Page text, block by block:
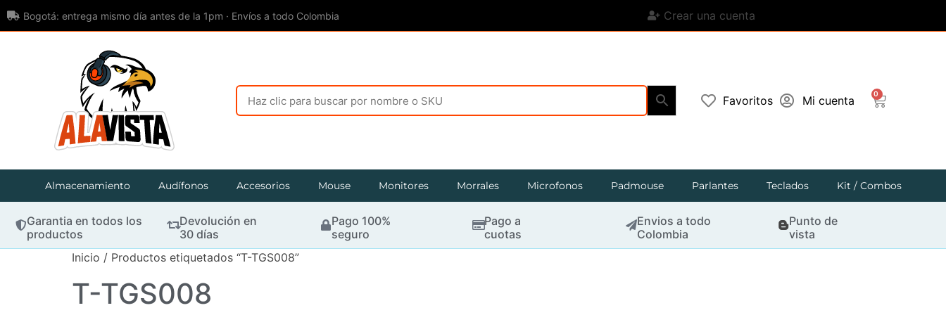
Bogotá: entrega mismo día antes de la 1pm · Envíos a todo Colombia Crear una cuenta
Favoritos Mi cuenta
0
Almacenamiento Audífonos Accesorios Mouse Monitores Morrales Microfonos Padmouse Parlantes Teclados Kit / Combos
Garantia en todos los
productos
Devolución en
30 días
Pago 100%
seguro
Pago a
cuotas
Envios a todo
Colombia
Punto de
vista
Inicio / Productos etiquetados “T-TGS008”
T-TGS008